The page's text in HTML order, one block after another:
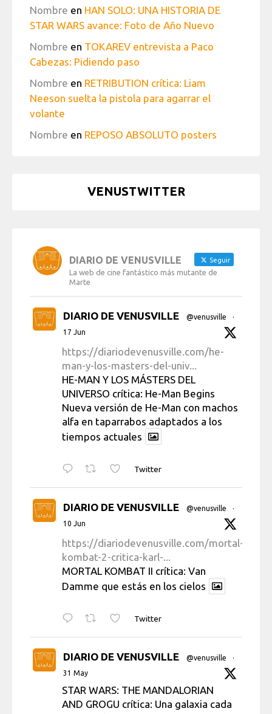
Nombre en HAN SOLO: UNA HISTORIA DE
STAR WARS avance: Foto de Año Nuevo
Nombre en TOKAREV entrevista a Paco
Cabezas: Pidiendo paso
Nombre en RETRIBUTION crítica: Liam
Neeson suelta la pistola para agarrar el
volante
Nombre en REPOSO ABSOLUTO posters
VENUSTWITTER
DIARIO DE VENUSVILLE Seguir
La web de cine fantástico más mutante de
Marte
DIARIO DE VENUSVILLE @venusville
·
17 Jun
https://diariodevenusville.com/he-
man-y-los-masters-del-univ...
HE-MAN Y LOS MÁSTERS DEL
UNIVERSO crítica: He-Man Begins
Nueva versión de He-Man con machos
alfa en taparrabos adaptados a los
tiempos actuales
Twitter
DIARIO DE VENUSVILLE @venusville
·
10 Jun
https://diariodevenusville.com/mortal-
kombat-2-critica-karl-...
MORTAL KOMBAT II crítica: Van
Damme que estás en los cielos
Twitter
DIARIO DE VENUSVILLE @venusville
·
31 May
STAR WARS: THE MANDALORIAN
AND GROGU crítica: Una galaxia cada